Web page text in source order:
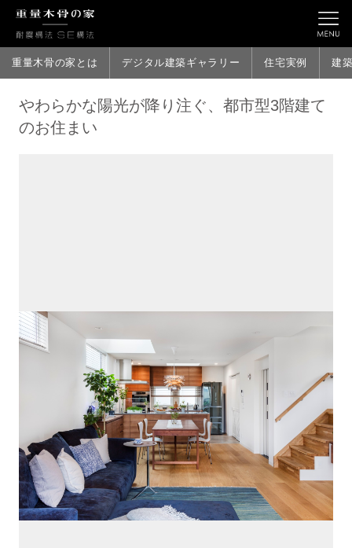
重量木骨の家とは デジタル建築ギャラリー 住宅実例 建
やわらかな陽光が降り注ぐ、都市型3階建て
のお住まい